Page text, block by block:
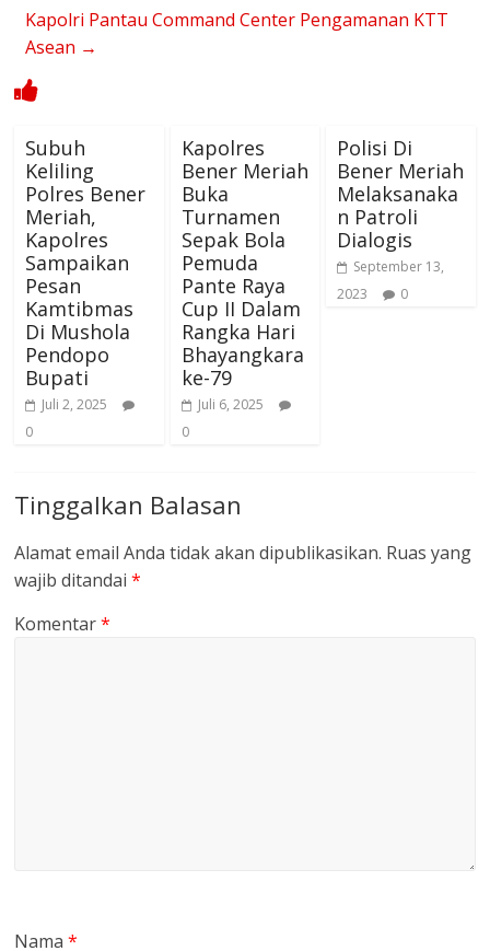
Kapolri Pantau Command Center Pengamanan KTT
Asean →
Subuh
Keliling
Polres Bener
Meriah,
Kapolres
Sampaikan
Pesan
Kamtibmas
Di Mushola
Pendopo
Bupati
Juli 2, 2025
0
Kapolres
Bener Meriah
Buka
Turnamen
Sepak Bola
Pemuda
Pante Raya
Cup II Dalam
Rangka Hari
Bhayangkara
ke-79
Juli 6, 2025
0
Polisi Di
Bener Meriah
Melaksanaka
n Patroli
Dialogis
September 13,
2023
0
Tinggalkan Balasan
Alamat email Anda tidak akan dipublikasikan. Ruas yang
wajib ditandai*
Komentar*
Nama*